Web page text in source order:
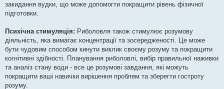
закидання вудки, що може допомогти покращити рівень фізичної
підготовки.
Психічна стимуляція: Риболовля також стимулює розумову
діяльність, яка вимагає концентрації та зосередженості. Це може
бути чудовим способом кинути виклик своєму розуму та покращити
когнітивні здібності. Планування риболовлі, вибір правильної наживки
та аналіз стану води - все це розумові завдання, які можуть
покращити ваші навички вирішення проблем та зберегти гостроту
розуму.